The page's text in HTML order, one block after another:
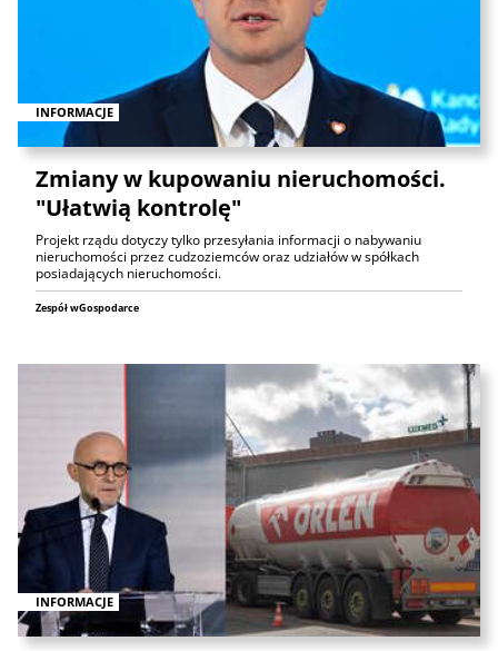
INFORMACJE
Zmiany w kupowaniu nieruchomości.
"Ułatwią kontrolę"
Projekt rządu dotyczy tylko przesyłania informacji o nabywaniu
nieruchomości przez cudzoziemców oraz udziałów w spółkach
posiadających nieruchomości.
Zespół wGospodarce
INFORMACJE